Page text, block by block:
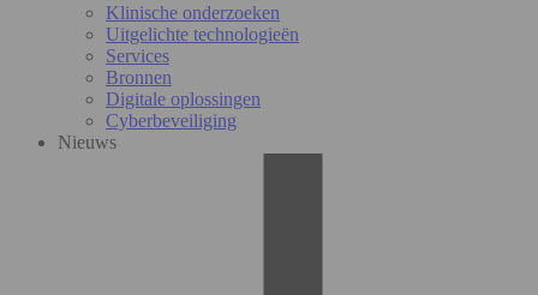
Klinische onderzoeken
Uitgelichte technologieën
Services
Bronnen
Digitale oplossingen
Cyberbeveiliging
Nieuws